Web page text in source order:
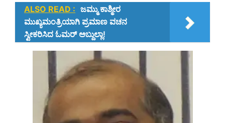
ALSO READ : ಜಮ್ಮು ಕಾಶ್ಮೀರ
ಮುಖ್ಯಮಂತ್ರಿಯಾಗಿ ಪ್ರಮಾಣ ವಚನ
ಸ್ವೀಕರಿಸಿದ ಓಮರ್ ಅಬ್ದುಲ್ಲಾ!